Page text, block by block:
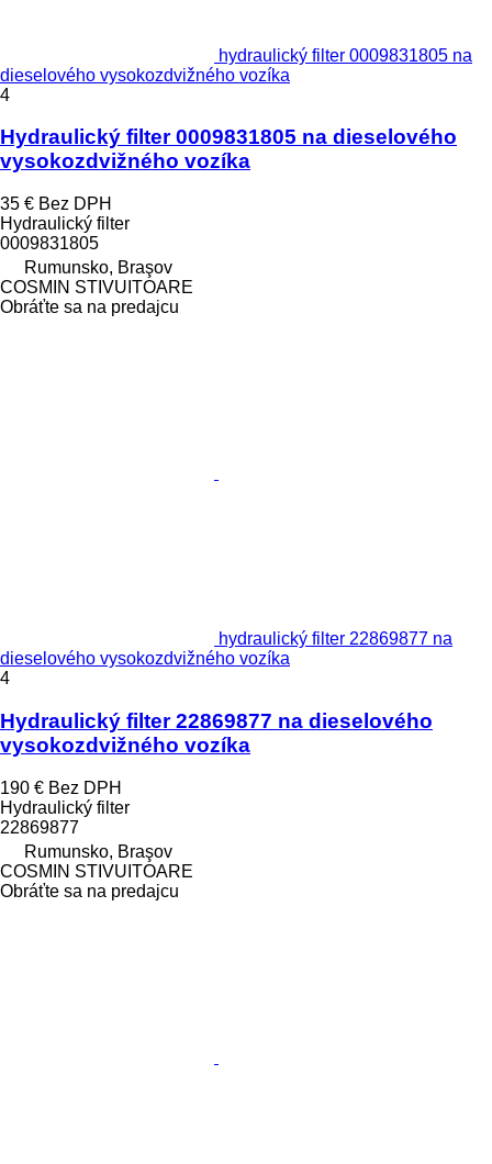
hydraulický filter 0009831805 na
dieselového vysokozdvižného vozíka
4
Hydraulický filter 0009831805 na dieselového
vysokozdvižného vozíka
35 € Bez DPH
Hydraulický filter
0009831805
Rumunsko, Braşov
COSMIN STIVUITOARE
Obráťte sa na predajcu
hydraulický filter 22869877 na
dieselového vysokozdvižného vozíka
4
Hydraulický filter 22869877 na dieselového
vysokozdvižného vozíka
190 € Bez DPH
Hydraulický filter
22869877
Rumunsko, Braşov
COSMIN STIVUITOARE
Obráťte sa na predajcu